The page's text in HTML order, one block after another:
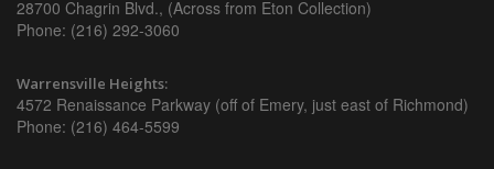
28700 Chagrin Blvd., (Across from Eton Collection)
Phone: (216) 292-3060
Warrensville Heights:
4572 Renaissance Parkway (off of Emery, just east of Richmond)
Phone: (216) 464-5599